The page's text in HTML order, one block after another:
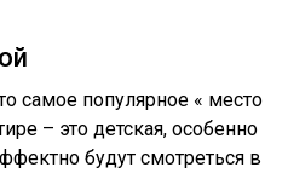
самое популярное « место
– это детская, особенно
будут смотреться в